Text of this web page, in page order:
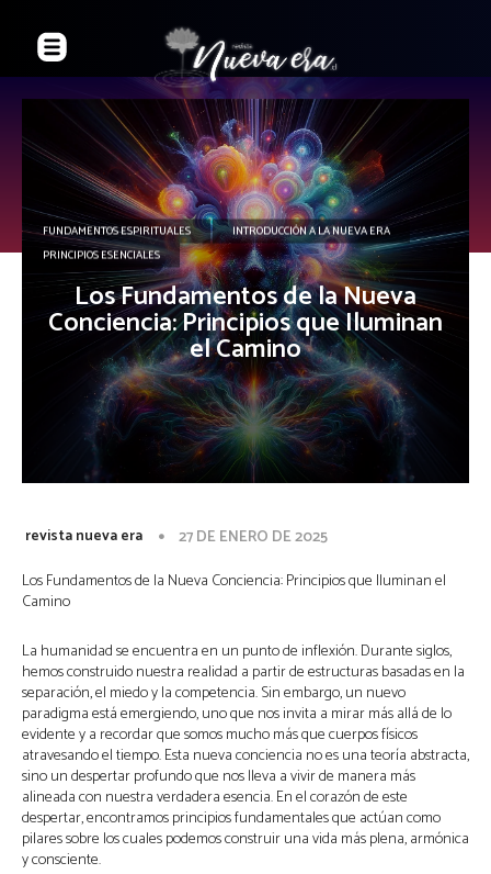
FUNDAMENTOS ESPIRITUALES
INTRODUCCIÓN A LA NUEVA ERA
PRINCIPIOS ESENCIALES
Los Fundamentos de la Nueva
Conciencia: Principios que Iluminan
el Camino
revista nueva era
27 DE ENERO DE 2025
Los Fundamentos de la Nueva Conciencia: Principios que Iluminan el
Camino
La humanidad se encuentra en un punto de inflexión. Durante siglos,
hemos construido nuestra realidad a partir de estructuras basadas en la
separación, el miedo y la competencia. Sin embargo, un nuevo
paradigma está emergiendo, uno que nos invita a mirar más allá de lo
evidente y a recordar que somos mucho más que cuerpos físicos
atravesando el tiempo. Esta nueva conciencia no es una teoría abstracta,
sino un despertar profundo que nos lleva a vivir de manera más
alineada con nuestra verdadera esencia. En el corazón de este
despertar, encontramos principios fundamentales que actúan como
pilares sobre los cuales podemos construir una vida más plena, armónica
y consciente.